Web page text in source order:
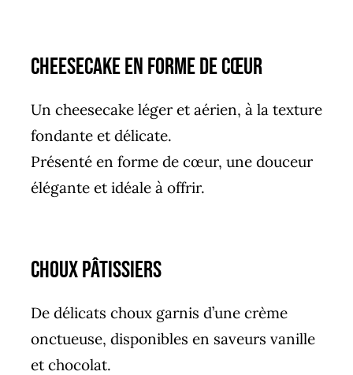
Cheesecake en forme de cœur
Un cheesecake léger et aérien, à la texture
fondante et délicate.
Présenté en forme de cœur, une douceur
élégante et idéale à offrir.
Choux pâtissiers
De délicats choux garnis d’une crème
onctueuse, disponibles en saveurs vanille
et chocolat.